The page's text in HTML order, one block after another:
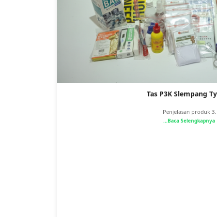
Tas P3K Slempang
Penjelasan produk 3.
...Baca Selengkapnya